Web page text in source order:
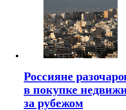
Россияне
в покупке
за рубежом